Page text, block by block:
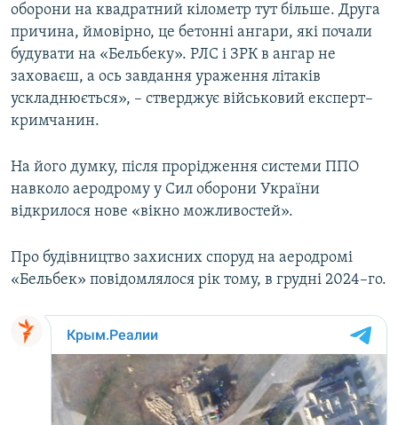
оборони на квадратний кілометр тут більше. Друга
причина, ймовірно, це бетонні ангари, які почали
будувати на «Бельбеку». РЛС і ЗРК в ангар не
заховаєш, а ось завдання ураження літаків
ускладнюється», – стверджує військовий експерт–
кримчанин.
На його думку, після прорідження системи ППО
навколо аеродрому у Сил оборони України
відкрилося нове «вікно можливостей».
Про будівництво захисних споруд на аеродромі
«Бельбек» повідомлялося рік тому, в грудні 2024–го.